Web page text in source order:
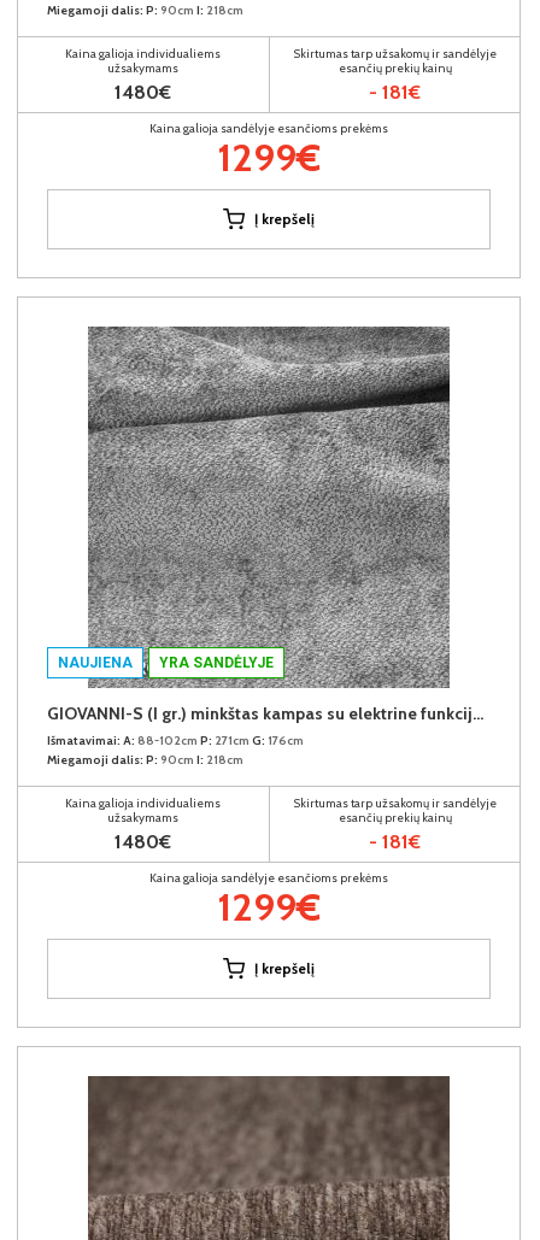
Miegamoji dalis: P: 90cm I: 218cm
Kaina galioja individualiems
užsakymams
1480€
Skirtumas tarp užsakomų ir sandėlyje
esančių prekių kainų
- 181€
Kaina galioja sandėlyje esančioms prekėms
1299€
Į krepšelį
NAUJIENA YRA SANDĖLYJE
GIOVANNI-S (I gr.) minkštas kampas su elektrine funkcija (Aphrodite-21) D
Išmatavimai: A: 88-102cm P: 271cm G: 176cm
Miegamoji dalis: P: 90cm I: 218cm
Kaina galioja individualiems
užsakymams
1480€
Skirtumas tarp užsakomų ir sandėlyje
esančių prekių kainų
- 181€
Kaina galioja sandėlyje esančioms prekėms
1299€
Į krepšelį